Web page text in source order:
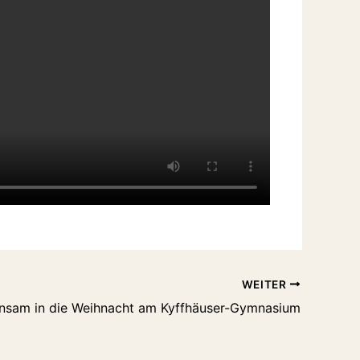
WEITER
in die Weihnacht am Kyffhäuser-Gymnasium